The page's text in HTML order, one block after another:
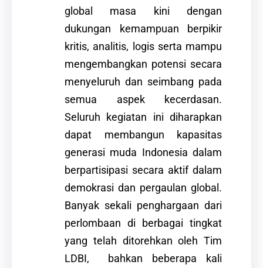
global masa kini dengan
dukungan kemampuan berpikir
kritis, analitis, logis serta mampu
mengembangkan potensi secara
menyeluruh dan seimbang pada
semua aspek kecerdasan.
Seluruh kegiatan ini diharapkan
dapat membangun kapasitas
generasi muda Indonesia dalam
berpartisipasi secara aktif dalam
demokrasi dan pergaulan global.
Banyak sekali penghargaan dari
perlombaan di berbagai tingkat
yang telah ditorehkan oleh Tim
LDBI, bahkan beberapa kali